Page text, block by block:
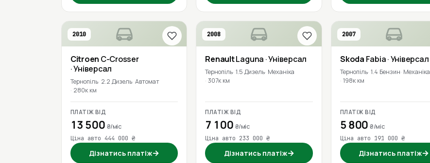
2010
Citroen C-Crosser
· Універсал
Тернопіль 2.2 Дизель Автомат
280к км
ПЛАТІЖ ВІД
13 500 ₴/міс
Ціна авто 444 000 ₴
Дізнатись платіж→
2008
RenaultLaguna · Універсал
Тернопіль 1.5 Дизель Механіка
307к км
ПЛАТІЖ ВІД
7 100 ₴/міс
Ціна авто 233 000 ₴
Дізнатись платіж→
2007
Skoda Fabia· Універсал
Тернопіль 1.4 Бензин Механіка
198к км
ПЛАТІЖ ВІД
5 800₴/міс
Ціна авто 191 000 ₴
Дізнатись платіж→